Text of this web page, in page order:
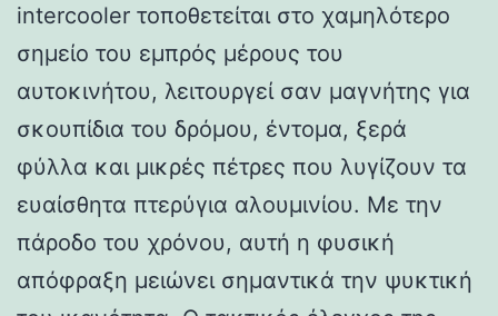
intercooler τοποθετείται στο χαμηλότερο
σημείο του εμπρός μέρους του
αυτοκινήτου, λειτουργεί σαν μαγνήτης για
σκουπίδια του δρόμου, έντομα, ξερά
φύλλα και μικρές πέτρες που λυγίζουν τα
ευαίσθητα πτερύγια αλουμινίου. Με την
πάροδο του χρόνου, αυτή η φυσική
απόφραξη μειώνει σημαντικά την ψυκτική